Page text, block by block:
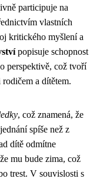
participuje na
vlastních
kritického myšlení a
popisuje schopnost
perspektivě, což tvoří
a dítětem.
, což znamená, že
spíše než z
dítě odmítne
mu bude zima, což
trest. V souvislosti s